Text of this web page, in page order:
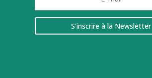
S'inscrire à la Newsletter